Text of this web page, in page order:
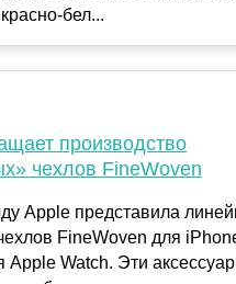
бел...
производство
чехлов FineWoven
Apple представила
FineWoven для
Apple Watch. Эти